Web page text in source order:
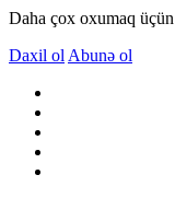
Daha çox oxumaq
Daxil ol Abunə ol